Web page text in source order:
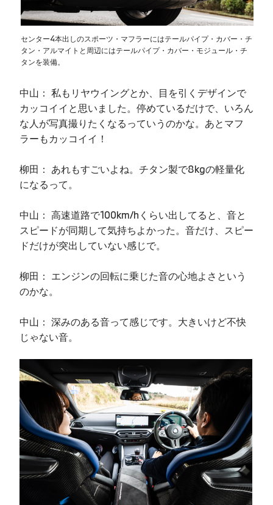
センター4本出しのスポーツ・マフラーにはテールパイプ・カバー・チ
タン・アルマイトと周辺にはテールパイプ・カバー・モジュール・チ
タンを装備。
中山： 私もリヤウイングとか、目を引くデザインで
カッコイイと思いました。停めているだけで、いろん
な人が写真撮りたくなるっていうのかな。あとマフ
ラーもカッコイイ！
柳田： あれもすごいよね。チタン製で8kgの軽量化
になるって。
中山： 高速道路で100km/hくらい出してると、音と
スピードが同期して気持ちよかった。音だけ、スピー
ドだけが突出していない感じで。
柳田： エンジンの回転に乗じた音の心地よさという
のかな。
中山： 深みのある音って感じです。大きいけど不快
じゃない音。